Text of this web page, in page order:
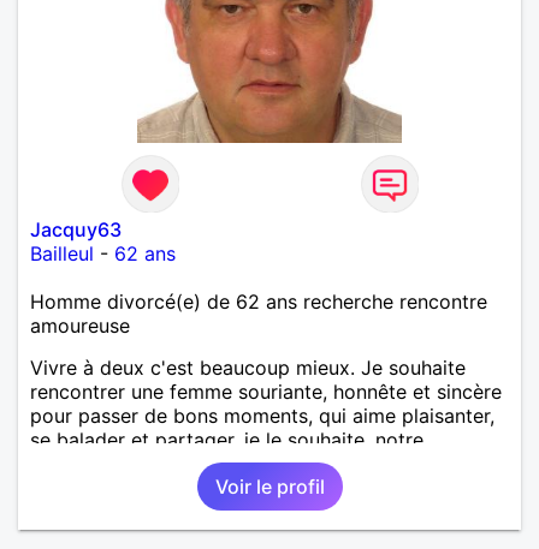
Jacquy63
Bailleul - 62 ans
Homme divorcé(e) de 62 ans recherche rencontre
amoureuse
Vivre à deux c'est beaucoup mieux. Je souhaite
rencontrer une femme souriante, honnête et sincère
pour passer de bons moments, qui aime plaisanter,
se balader et partager, je le souhaite, notre
complicité. J'aime beaucoup les chantiers de
randonnée pour se défouler, se relaxer, se détendre
et finalement prendre du bon temps. C'est difficile
de tout dire en quelques lignes. En revanche, vous
Voir le profil